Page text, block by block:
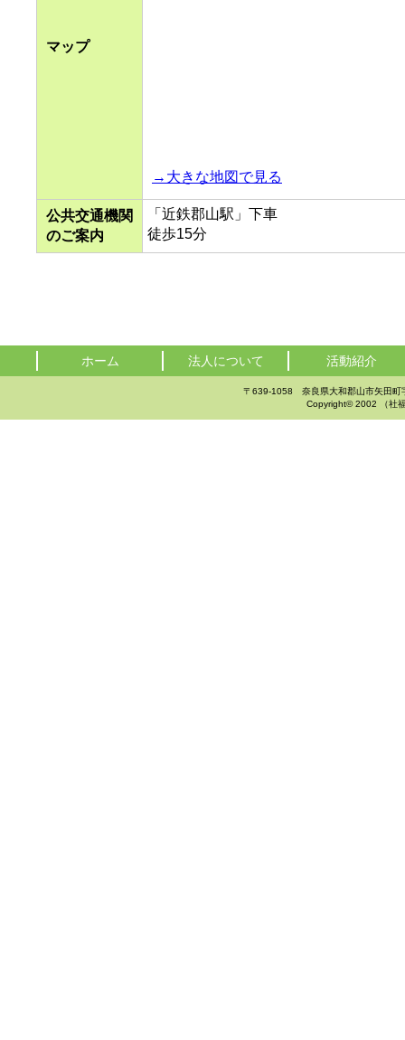
マップ
→大きな地図で見る
公共交通機関
のご案内
「近鉄郡山駅」下車
徒歩15分
ホーム 法人について 活動紹介
〒639-1058 奈良県大和郡山市矢田
Copyright© 2002 （社